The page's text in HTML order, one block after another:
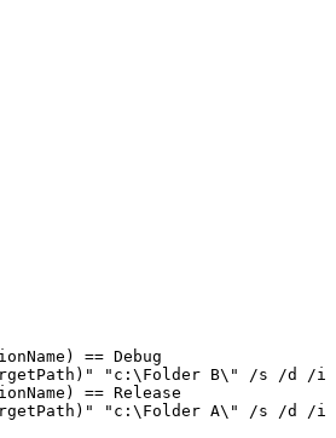
== Debug
"c:\Folder B\" /s /d /i
== Release